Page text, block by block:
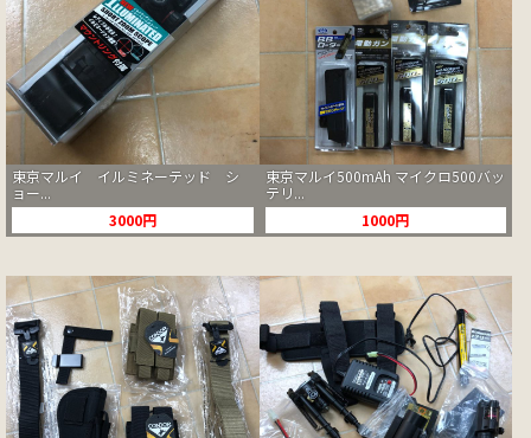
東京マルイ イルミネーテッド シ
ョー...
3000円
東京マルイ500mAh マイクロ500バッ
テリ...
1000円